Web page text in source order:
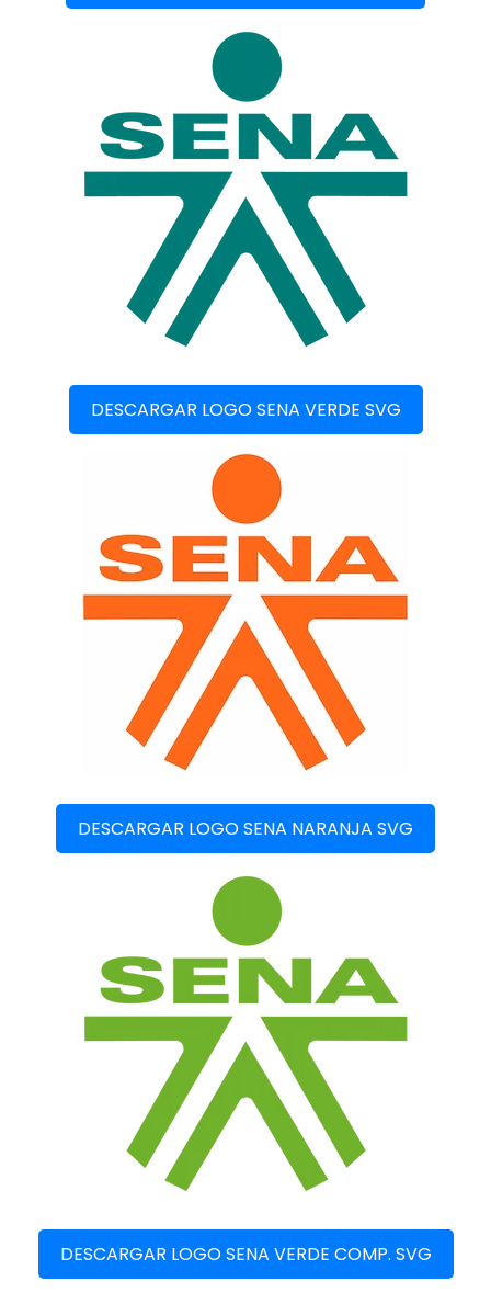
DESCARGAR LOGO SENA VERDE SVG
DESCARGAR LOGO SENA NARANJA SVG
DESCARGAR LOGO SENA VERDE COMP. SVG